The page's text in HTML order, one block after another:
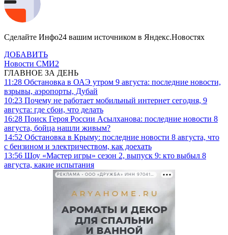
Сделайте Инфо24 вашим источником в Яндекс.Новостях
ДОБАВИТЬ
Новости СМИ2
ГЛАВНОЕ ЗА ДЕНЬ
11:28 Обстановка в ОАЭ утром 9 августа: последние новости,
взрывы, аэропорты, Дубай
10:23 Почему не работает мобильный интернет сегодня, 9
августа: где сбои, что делать
16:28 Поиск Героя России Асылханова: последние новости 8
августа, бойца нашли живым?
14:52 Обстановка в Крыму: последние новости 8 августа, что
с бензином и электричеством, как доехать
13:56 Шоу «Мастер игры» сезон 2, выпуск 9: кто выбыл 8
августа, какие испытания
РЕКЛАМА • ООО «ДРУЖБА» ИНН 9704146411